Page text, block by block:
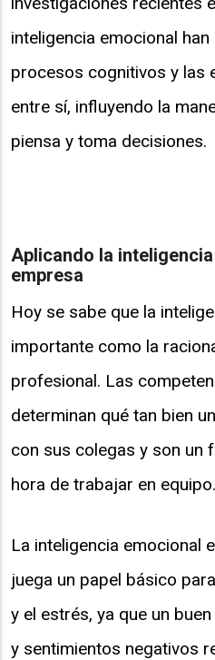
inteligencia emocional
procesos cognitivos y las
entre sí, influyendo la
piensa y toma decisiones.
Aplicando la
empresa
Hoy se sabe que la
importante como la
profesional. Las
determinan qué tan bien
con sus colegas y son un
hora de trabajar en equipo.
La inteligencia emocional
juega un papel básico
y el estrés, ya que un
y sentimientos negativos